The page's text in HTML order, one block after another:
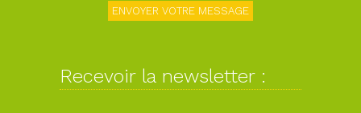
Recevoir la newsletter :